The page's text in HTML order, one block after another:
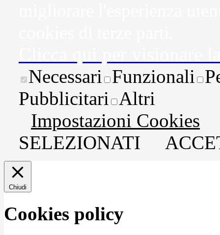
Necessari Funzionali
Pubblicitari Altri
Impostazioni Cookies
SELEZIONATI
Chiudi
Cookies policy